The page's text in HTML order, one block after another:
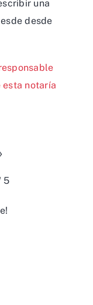
una
desde
esta notaría
5